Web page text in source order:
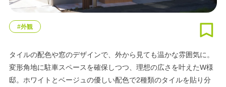
#外観
タイルの配色や窓のデザインで、外から見ても温かな雰囲気に。
変形角地に駐車スペースを確保しつつ、理想の広さを叶えたW様
邸。ホワイトとベージュの優しい配色で2種類のタイルを貼り分